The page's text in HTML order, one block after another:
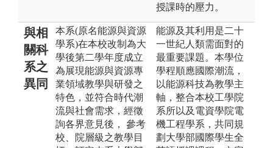
授課時的壓力。
與相
關科
系之
異同
本系(原名能源與資源
學系)在本校改制為大
學後第二學年度成立
為展現能源與資源專
業領域教學與研發之
特色，並符合時代潮
流與社會需求，經徵
詢各界意見後， 參考
校、院層級之教學目
能源及其利用是二十
一世紀人類需面對的
最重要課題。本學位
學程順應國際潮流，
以能源科技為教學主
軸，整合本校工學院
系所以及電資學院電
機工程學系，共同規
劃大學部國際學生全